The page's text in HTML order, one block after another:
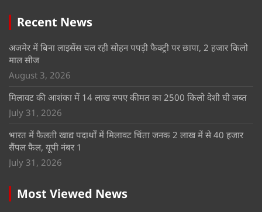
Recent News
अजमेर में बिना लाइसेंस चल रही सोहन पपड़ी फैक्ट्री पर छापा, 2 हजार किलो
माल सीज
August 3, 2026
मिलावट की आशंका में 14 लाख रुपए कीमत का 2500 किलो देशी घी जब्त
July 31, 2026
भारत में फैलती खाद्य पदार्थों में मिलावट चिंता जनक 2 लाख में से 40 हजार
सैंपल फैल, यूपी नंबर 1
July 31, 2026
Most Viewed News